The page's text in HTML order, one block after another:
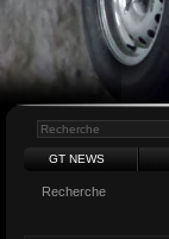
GT NEWS
Recherche